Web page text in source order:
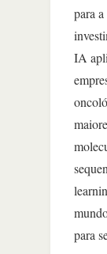
para a
IA
para